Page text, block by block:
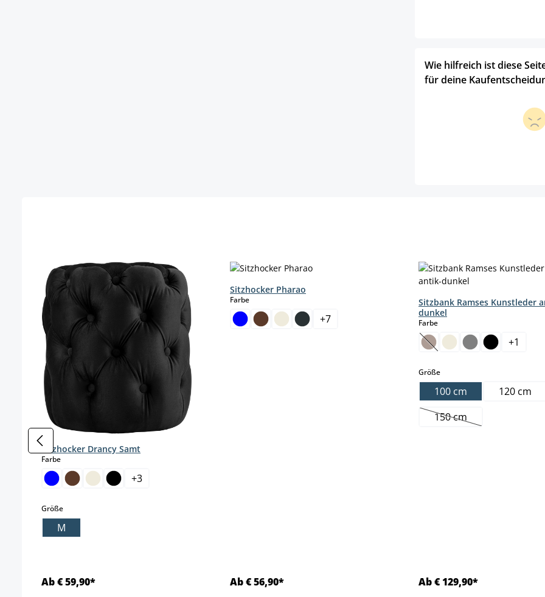
Wie hilfreich ist diese
für deine
Sitzhocker Drancy Samt
Farbeauswählen
+3
Größeauswählen
M
Ab € 59,90*
Sitzhocker Pharao
Farbeauswählen
+7
Ab € 56,90*
Sitzbank Ramses Kunstleder
dunkel
Farbeauswählen
(Diese Option ist zurzeit
+1
Größeauswählen
100 cm
120 cm
150 cm(Diese Option ist
Ab € 129,90*